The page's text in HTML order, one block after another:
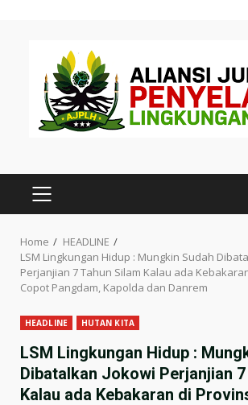
PRIMARY
Home
HEADLINE
LSM Lingkungan Hidup : Mungkin Sudah
Perjanjian 7 Tahun Silam Kalau ada
Copot Pangdam, Kapolda dan Danrem
HEADLINE HUTAN KITA
LSM Lingkungan Hidup :
Dibatalkan Jokowi Perjanjian 7
Kalau ada Kebakaran di